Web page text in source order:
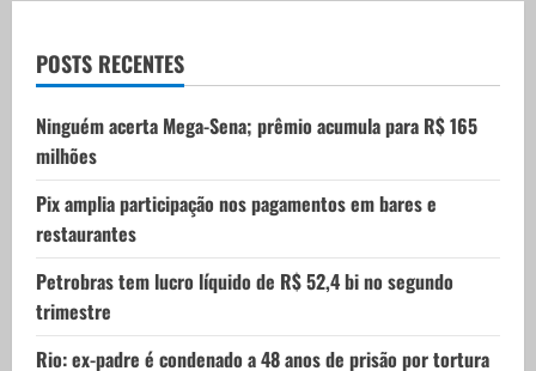
t
i
o
n
POSTS RECENTES
Ninguém acerta Mega-Sena; prêmio acumula para R$ 165
milhões
Pix amplia participação nos pagamentos em bares e
restaurantes
Petrobras tem lucro líquido de R$ 52,4 bi no segundo
trimestre
Rio: ex-padre é condenado a 48 anos de prisão por tortura